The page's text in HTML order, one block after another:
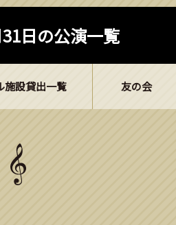
日の公演一覧
施設貸出一覧 友の会